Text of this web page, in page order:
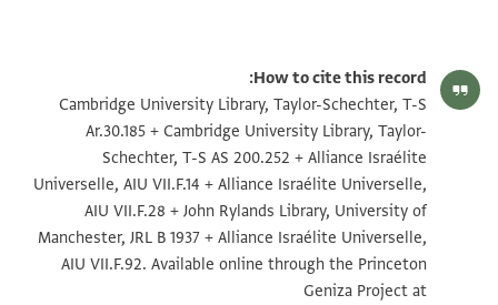
T-S Ar.30.185 1v تكبير و تدوير
T-S AS 200.252 1r تكبير و تدوير
T-S AS 200.252 1v تكبير و تدوير
JRL B 1937 1 / 2 leaves, recto تكبير و تدوير
JRL B 1937 1 / 2 leaves, verso
How to cite this record:
Cambridge University Library, Taylor-Schechter, T-S
Ar.30.185 + Cambridge University Library, Taylor-
Schechter, T-S AS 200.252 + Alliance Israélite
Universelle, AIU VII.F.14 + Alliance Israélite Universelle,
AIU VII.F.28 + John Rylands Library, University of
Manchester, JRL B 1937 + Alliance Israélite Universelle,
AIU VII.F.92. Available online through the Princeton
Geniza Project at